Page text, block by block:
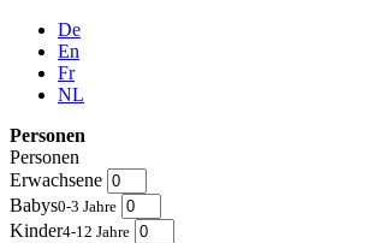
De
En
Fr
NL
Personen
Personen
Erwachsene
Babys0-3 Jahre
Kinder4-12 Jahre